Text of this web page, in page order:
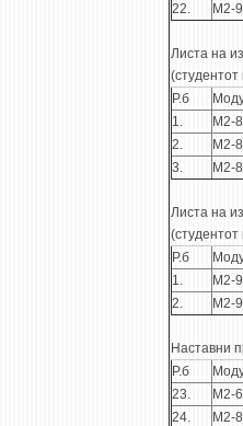
22.
М2-9
Листа на
Р.б
1.
М2-8
2.
М2-8
3.
М2-8
Листа на
Р.б
1.
М2-9
2.
М2-9
Наставни
Р.б
23.
М2-6
24.
М2-8